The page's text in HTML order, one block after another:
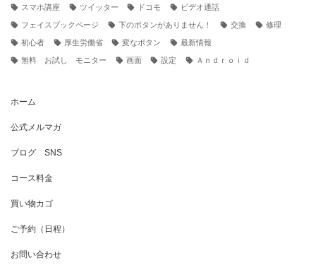
スマホ講座 ツイッター ドコモ ビデオ通話
フェイスブックページ 下のボタンがありません！ 交換 修理
初心者 厚生労働省 変なボタン 最新情報
無料 お試し モニター 画面 設定 Ａｎｄｒｏｉｄ
ホーム
公式メルマガ
ブログ SNS
コース料金
買い物カゴ
ご予約（日程）
お問い合わせ